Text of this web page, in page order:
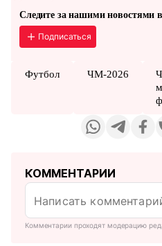
Следите за нашими новостями в
Подписаться
Футбол ЧМ-2026
КОММЕНТАРИИ
Комментарии проходят модерацию